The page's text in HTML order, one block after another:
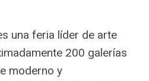
una feria líder de arte
200 galerías
moderno y